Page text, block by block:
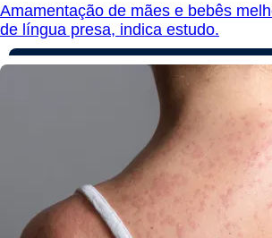
Amamentação de mães e bebês
de língua presa, indica estudo.